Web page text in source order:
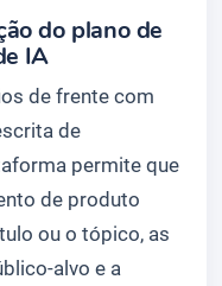
do plano de
IA
de frente com
de
permite que
de produto
ou o tópico, as
alvo e a